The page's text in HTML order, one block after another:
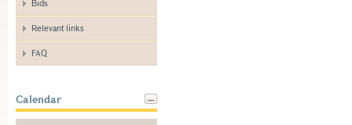
Bids
Relevant links
FAQ
Calendar